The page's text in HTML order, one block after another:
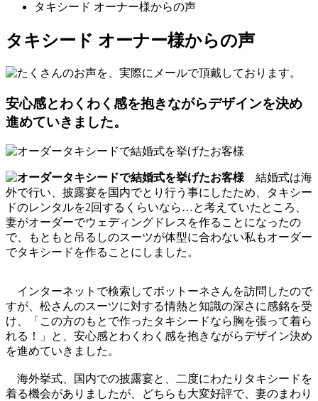
タキシード オーナー様からの声
タキシード オーナー様からの声
安心感とわくわく感を抱きながらデザインを決め
進めていきました。
結婚式は海
外で行い、披露宴を国内でと り行う事にしたため、
タキシー
ドのレンタルを2回するくらいなら…と考えていた と ころ、
妻がオーダーでウェディングドレスを作るこ と になったの
で、
も と も と 吊るしのスーツが体型に合わない私もオーダー
でタキシー ドを作るこ と にしました。
インターネットで検索してボットーネさんを訪問したので
すが、 松さんのスーツに対する情熱と知識の深さに感銘を受
け、「 この方のも と で作ったタキシードなら胸を張って着ら
れる！」
と 安心感と わくわく 感を抱きながらデザイン決め
を進めていきました 。
海外挙式、国内での披露宴と
二度にわたりタキシードを
着る機会がありましたが、
どちらも大変好評で、妻のまわり